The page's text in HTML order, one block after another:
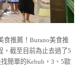
食推薦！Burano美食推
，截至目前為止去過了5
簡單的Kebub，3、5歐